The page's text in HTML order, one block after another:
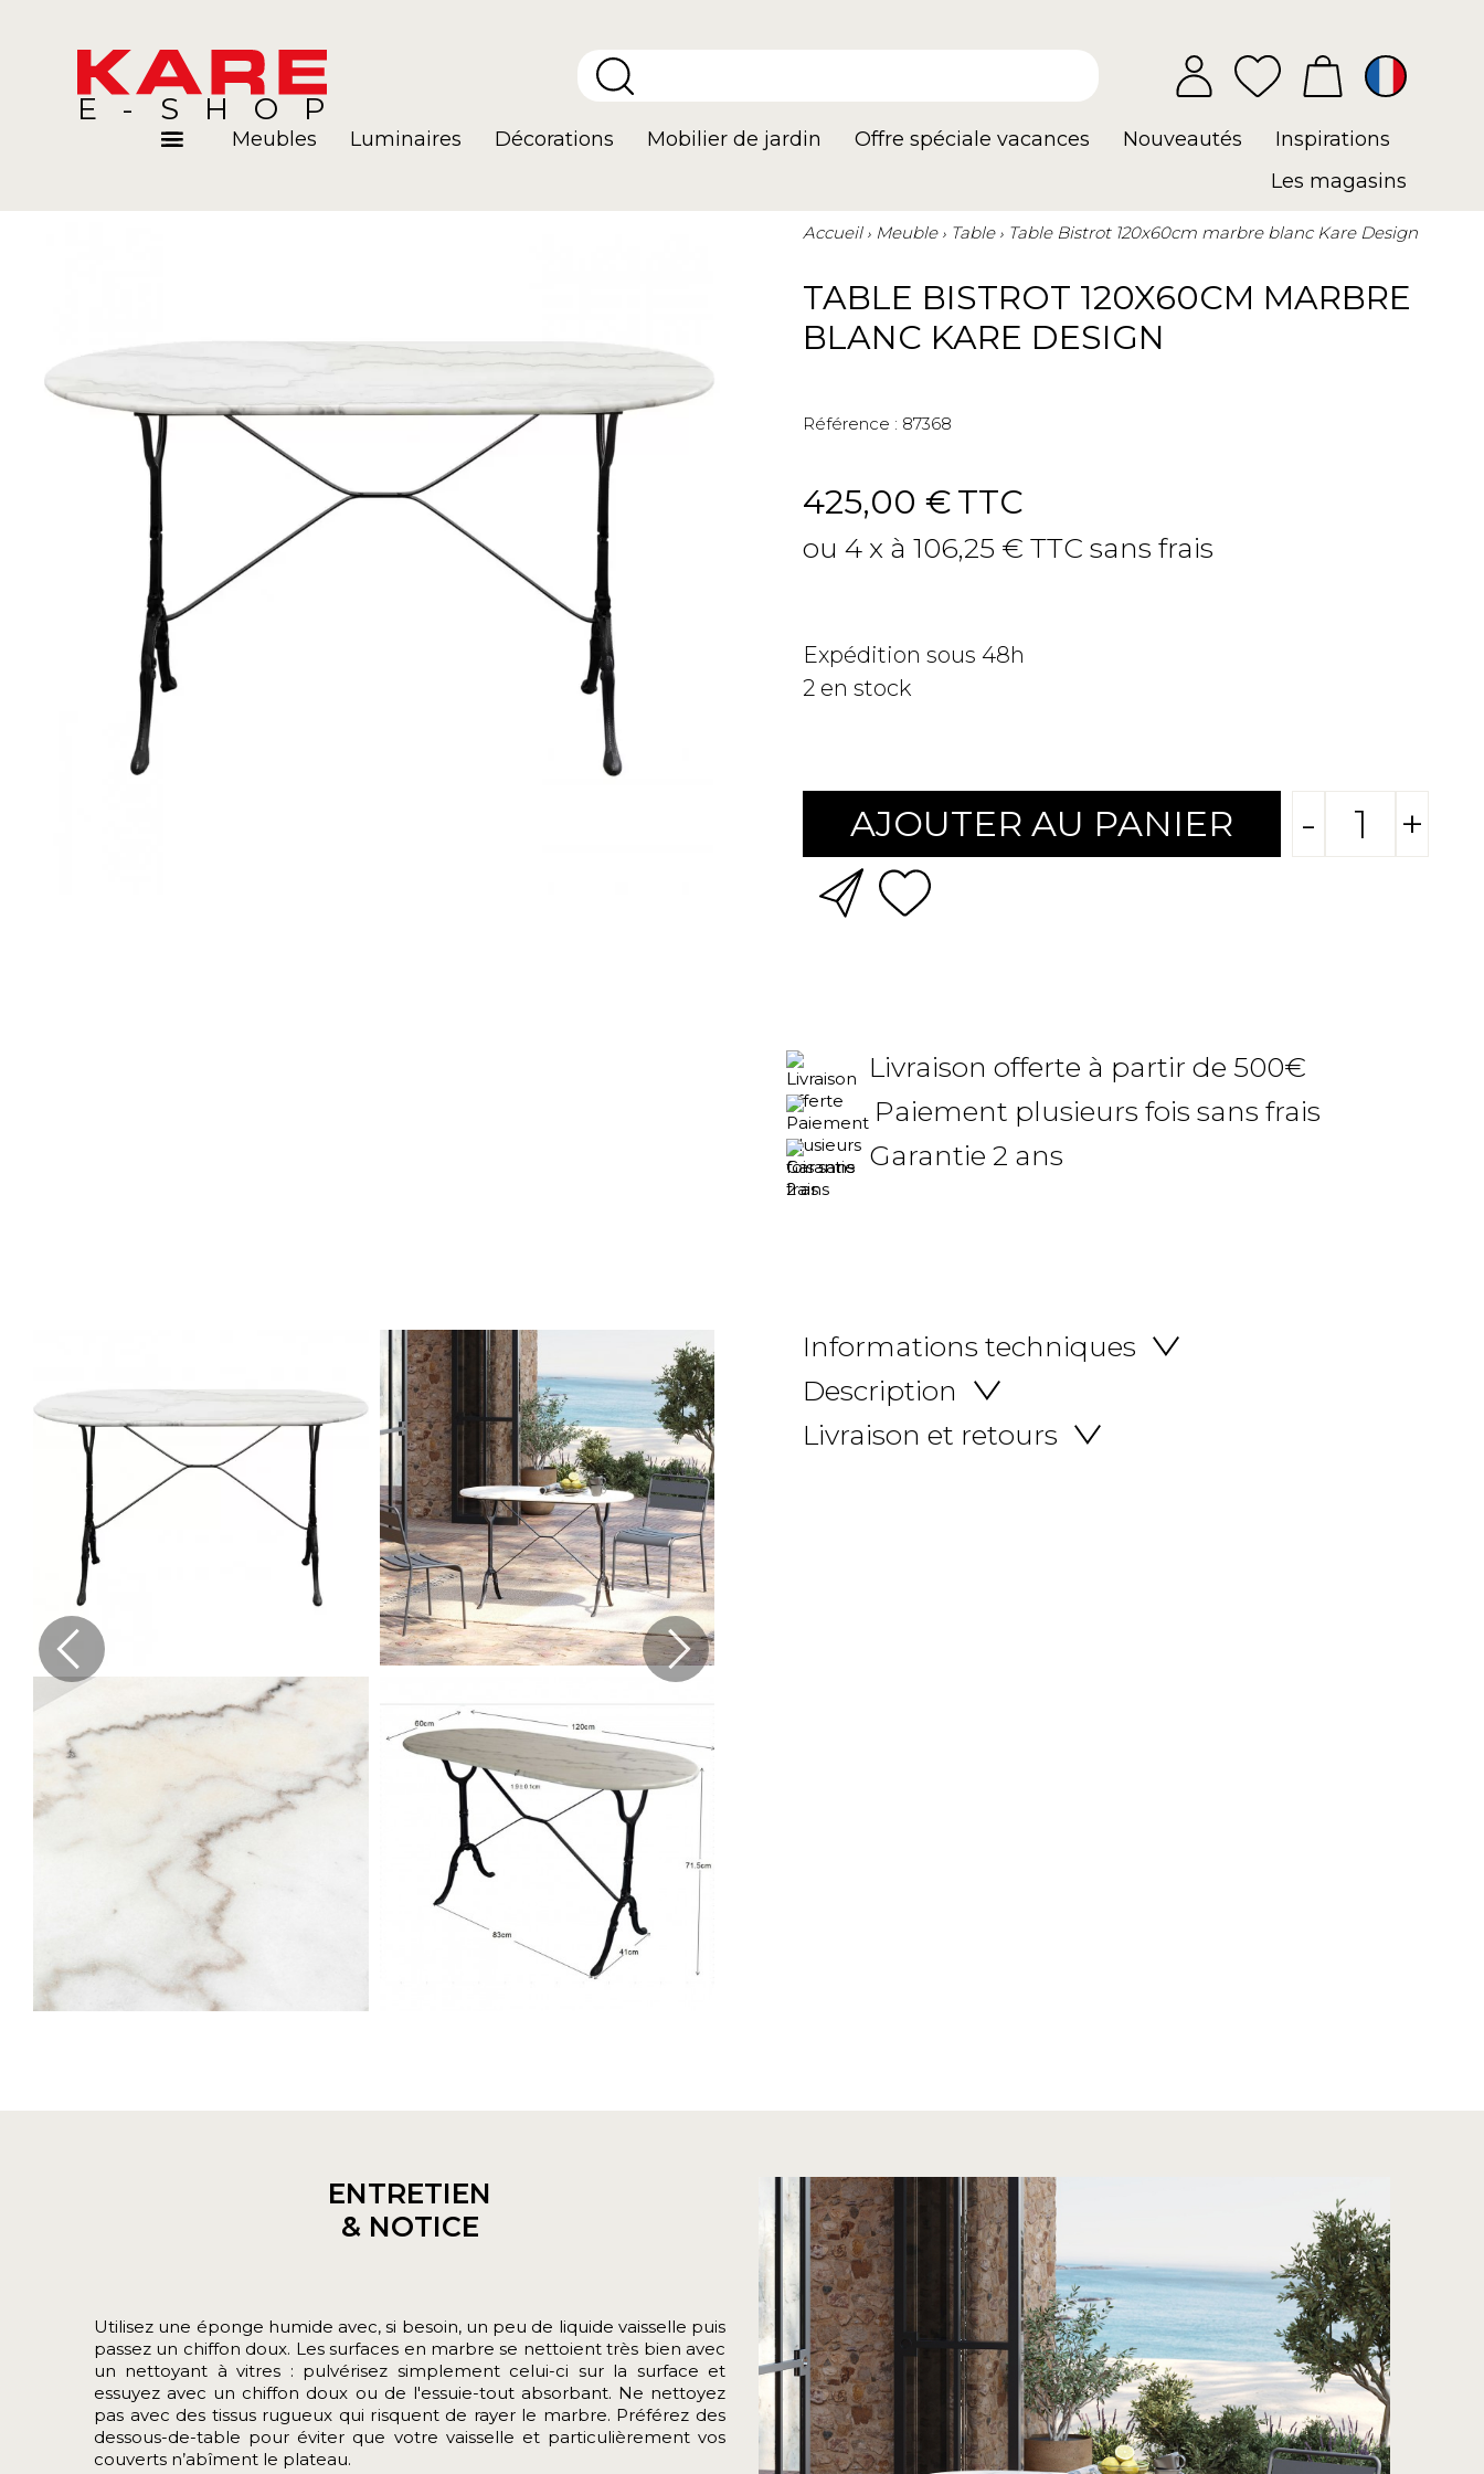
E-SHOP
Meubles Luminaires Décorations Mobilier de jardin Offre spéciale vacances Nouveautés
Inspirations
Les magasins
Accueil Meuble Table Table Bistrot 120x60cm marbre blanc Kare Design
TABLE BISTROT 120X60CM MARBRE
BLANC KARE DESIGN
Référence : 87368
425,00 €TTC
ou 4 x à 106,25 € TTC sans frais
Expédition sous 48h
2 en stock
AJOUTER AU PANIER - +
Livraison offerte à partir de 500€
Paiement plusieurs fois sans frais
Garantie 2 ans
Informations techniques
Description
Livraison et retours
ENTRETIEN
& NOTICE
Utilisez une éponge humide avec, si besoin, un peu de liquide vaisselle puis
passez un chiffon doux. Les surfaces en marbre se nettoient très bien avec
un nettoyant à vitres : pulvérisez simplement celui-ci sur la surface et
essuyez avec un chiffon doux ou de l'essuie-tout absorbant. Ne nettoyez
pas avec des tissus rugueux qui risquent de rayer le marbre. Préférez des
dessous-de-table pour éviter que votre vaisselle et particulièrement vos
couverts n’abîment le plateau.